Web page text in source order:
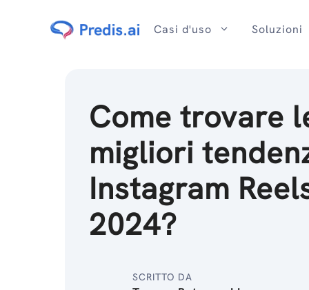
Casi d'uso Soluzioni
Come trovare
migliori
Instagram
2024?
SCRITTO DA